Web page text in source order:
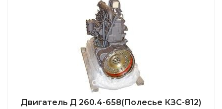
Двигатель Д 260.4-658(Полесье КЗС-812)